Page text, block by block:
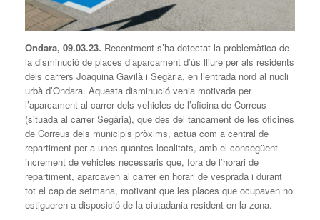
Ondara, 09.03.23. Recentment s’ha detectat la problemàtica de
la disminució de places d’aparcament d’ús lliure per als residents
dels carrers Joaquina Gavilà i Segària, en l’entrada nord al nucli
urbà d’Ondara. Aquesta disminució venia motivada per
l’aparcament al carrer dels vehicles de l’oficina de Correus
(situada al carrer Segària), que des del tancament de les oficines
de Correus dels municipis pròxims, actua com a central de
repartiment per a unes quantes localitats, amb el consegüent
increment de vehicles necessaris que, fora de l’horari de
repartiment, aparcaven al carrer en horari de vesprada i durant
tot el cap de setmana, motivant que les places que ocupaven no
estigueren a disposició de la ciutadania resident en la zona.